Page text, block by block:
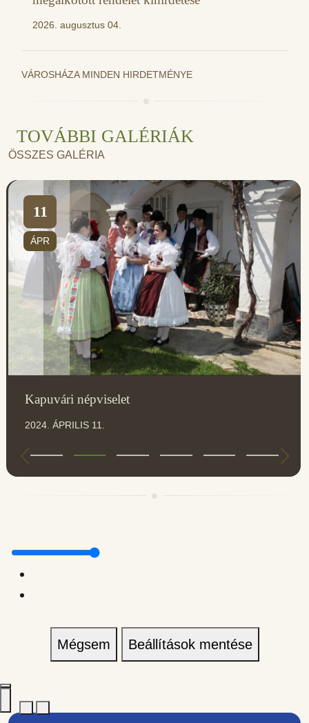
2026. augusztus 04.
VÁROSHÁZA MINDEN HIRDETMÉNYE
TOVÁBBI GALÉRIÁK
ÖSSZES GALÉRIA
11
ÁPR
Kapuvári népviselet
2024. ÁPRILIS 11.
Mégsem Beállítások mentése